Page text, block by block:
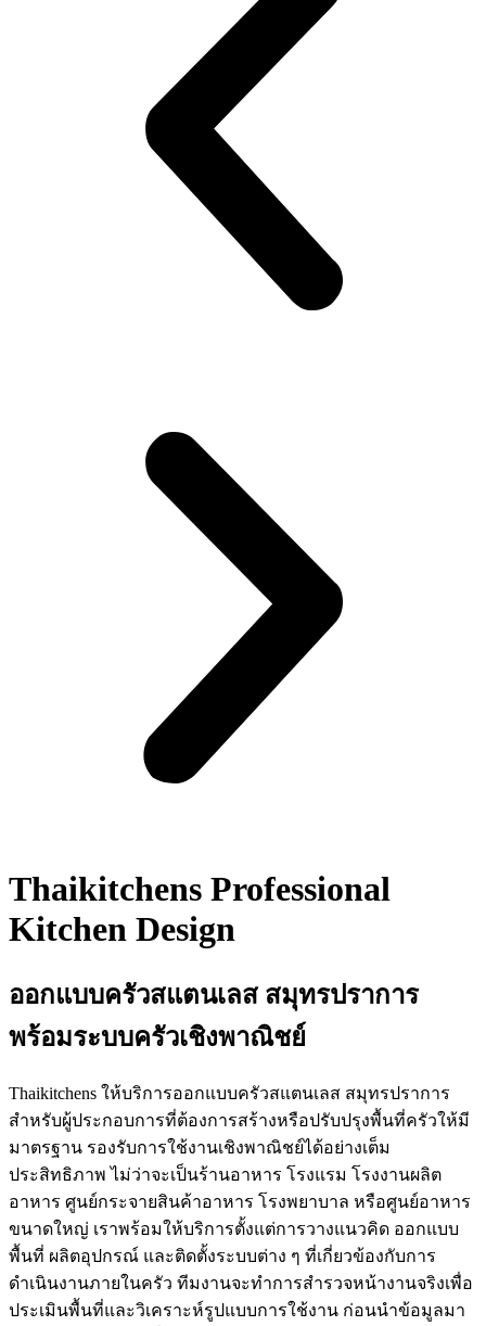
Thaikitchens Professional
Kitchen Design
ออกแบบครัวสแตนเลส สมุทรปราการ
พร้อมระบบครัวเชิงพาณิชย์
Thaikitchens ให้บริการออกแบบครัวสแตนเลส สมุทรปราการ
สำหรับผู้ประกอบการที่ต้องการสร้างหรือปรับปรุงพื้นที่ครัวให้มี
มาตรฐาน รองรับการใช้งานเชิงพาณิชย์ได้อย่างเต็ม
ประสิทธิภาพ ไม่ว่าจะเป็นร้านอาหาร โรงแรม โรงงานผลิต
อาหาร ศูนย์กระจายสินค้าอาหาร โรงพยาบาล หรือศูนย์อาหาร
ขนาดใหญ่ เราพร้อมให้บริการตั้งแต่การวางแนวคิด ออกแบบ
พื้นที่ ผลิตอุปกรณ์ และติดตั้งระบบต่าง ๆ ที่เกี่ยวข้องกับการ
ดำเนินงานภายในครัว ทีมงานจะทำการสำรวจหน้างานจริงเพื่อ
ประเมินพื้นที่และวิเคราะห์รูปแบบการใช้งาน ก่อนนำข้อมูลมา